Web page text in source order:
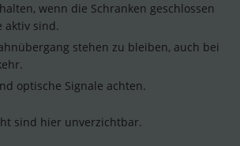
wenn die Schranken geschlossen
aktiv sind.
stehen zu bleiben, auch bei
optische Signale achten.
sind hier unverzichtbar.